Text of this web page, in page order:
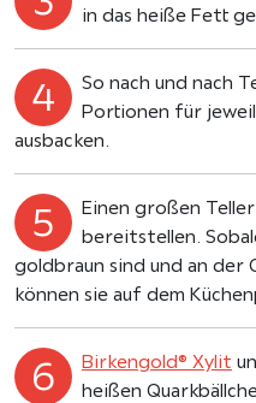
in das heiße Fett
So nach und nach
Portionen für
ausbacken.
Einen großen
bereitstellen.
goldbraun sind und an der
können sie auf dem
Birkengold® Xylit
heißen